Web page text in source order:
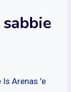
Is Arenas 'e